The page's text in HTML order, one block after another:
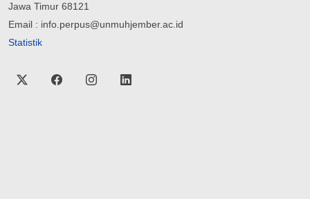
Jawa Timur 68121
Email : info.perpus@unmuhjember.ac.id
Statistik